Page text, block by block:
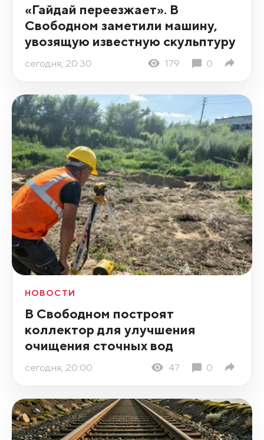
«Гайдай переезжает». В
Свободном заметили машину,
увозящую известную скульптуру
сегодня, 20:30 179 0
НОВОСТИ
В Свободном построят
коллектор для улучшения
очищения сточных вод
сегодня, 20:00 47 0